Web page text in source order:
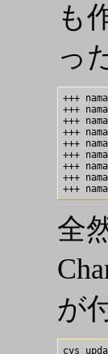
も
っ
+++
+++
+++
+++
+++
+++
+++
+++
全
が